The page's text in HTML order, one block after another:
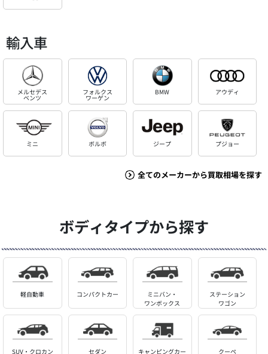
輸入車
メルセデス
ベンツ
フォルクス
ワーゲン
BMW アウディ
ミニ ボルボ ジープ プジョー
全てのメーカーから買取相場を探す
ボディタイプから探す
軽自動車 コンパクトカー
ミニバン・
ワンボックス
ステーション
ワゴン
SUV・クロカン セダン キャンピングカー クーペ